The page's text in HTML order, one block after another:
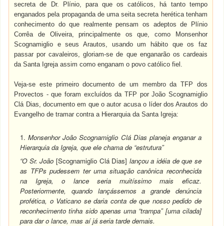
secreta de Dr. Plínio, para que os católicos, há tanto tempo
enganados pela propaganda de uma seita secreta herética tenham
conhecimento do que realmente pensam os adeptos de Plínio
Corrêa de Oliveira, principalmente os que, como Monsenhor
Scognamiglio e seus Arautos, usando um hábito que os faz
passar por cavaleiros, gloriam-se de que enganarão os cardeais
da Santa Igreja assim como enganam o povo católico fiel.
Veja-se este primeiro documento de um membro da TFP dos
Provectos - que foram excluídos da TFP por João Scognamiglio
Clá Dias, documento em que o autor acusa o líder dos Arautos do
Evangelho de tramar contra a Hierarquia da Santa Igreja:
1.Monsenhor João Scognamiglio Clá Dias planeja enganar a
Hierarquia da Igreja, que ele chama de “estrutura”
“O Sr. João[Scognamiglio Clá Dias] lançou a idéia de que se
as TFPs pudessem ter uma situação canônica reconhecida
na Igreja, o lance seria muitíssimo mais eficaz.
Posteriormente, quando lançássemos a grande denúncia
profética, o Vaticano se daria conta de que nosso pedido de
reconhecimento tinha sido apenas uma “trampa” [uma cilada]
para dar o lance, mas aí já seria tarde demais.